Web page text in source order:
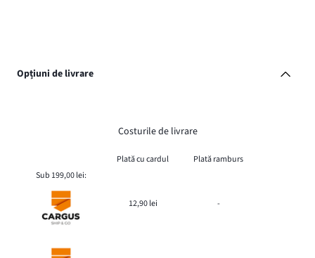
Opțiuni de livrare
Costurile de livrare
Plată cu cardul
Plată ramburs
Sub 199,00 lei:
12,90 lei -